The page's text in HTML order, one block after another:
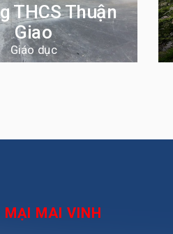
THCS Thuận
Giao
Giáo dục
MẠI MAI VINH